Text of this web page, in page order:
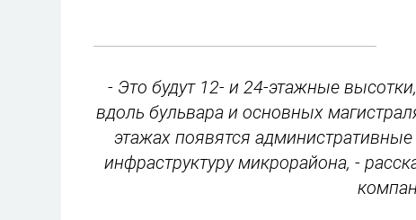
- Это будут 12- и 24-этажные
вдоль бульвара и основных
этажах появятся
инфраструктуру микрорайона, -